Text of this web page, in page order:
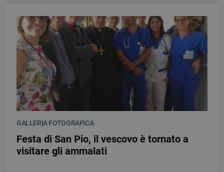
GALLERIA FOTOGRAFICA
Festa di San Pio, il vescovo è tornato a
visitare gli ammalati